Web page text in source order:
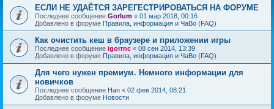
ЕСЛИ НЕ УДАЁТСЯ ЗАРЕГЕСТРИРОВАТЬСЯ НА ФОРУМЕ
Последнее сообщение Gorlum « 01 мар 2018, 00:16
Добавлено в форуме Правила, информация и ЧаВо (FAQ)
Как очистить кеш в браузере и приложении игры
Последнее сообщение igorrnc « 08 сен 2014, 13:39
Добавлено в форуме Правила, информация и ЧаВо (FAQ)
Для чего нужен премиум. Немного информации для
новичков
Последнее сообщение Han « 02 фев 2014, 08:21
Добавлено в форуме Новости